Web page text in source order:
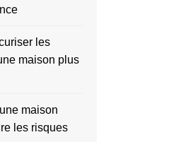
les
maison plus
maison
les risques